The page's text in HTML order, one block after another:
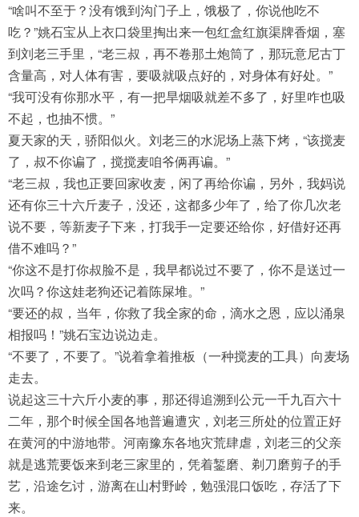
“啥叫不至于？没有饿到沟门子上，饿极了，你说他吃不
吃？”姚石宝从上衣口袋里掏出来一包红盒红旗渠牌香烟，塞
到刘老三手里，“老三叔，再不卷那土炮筒了，那玩意尼古丁
含量高，对人体有害，要吸就吸点好的，对身体有好处。”
“我可没有你那水平，有一把旱烟吸就差不多了，好里咋也吸
不起，也抽不惯。”
夏天家的天，骄阳似火。刘老三的水泥场上蒸下烤，“该搅麦
了，叔不你谝了，搅搅麦咱爷俩再谝。”
“老三叔，我也正要回家收麦，闲了再给你谝，另外，我妈说
还有你三十六斤麦子，没还，这都多少年了，给了你几次老
说不要，等新麦子下来，打我手一定要还给你，好借好还再
借不难吗？”
“你这不是打你叔脸不是，我早都说过不要了，你不是送过一
次吗？你这娃老狗还记着陈屎堆。”
“要还的叔，当年，你救了我全家的命，滴水之恩，应以涌泉
相报吗！”姚石宝边说边走。
“不要了，不要了。”说着拿着推板（一种搅麦的工具）向麦场
走去。
说起这三十六斤小麦的事，那还得追溯到公元一千九百六十
二年，那个时候全国各地普遍遭灾，刘老三所处的位置正好
在黄河的中游地带。河南豫东各地灾荒肆虐，刘老三的父亲
就是逃荒要饭来到老三家里的，凭着錾磨、剃刀磨剪子的手
艺，沿途乞讨，游离在山村野岭，勉强混口饭吃，存活了下
来。